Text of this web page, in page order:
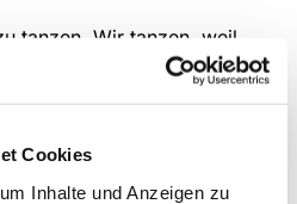
Cookies
Inhalte und Anzeigen zu
tanzen. Wir tanzen, weil
Gesundheit gut tut
die uns fordern und